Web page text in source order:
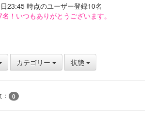
23:45 時点のユーザー登録10名
！いつもありがとうございます。
カテゴリー 状態
0